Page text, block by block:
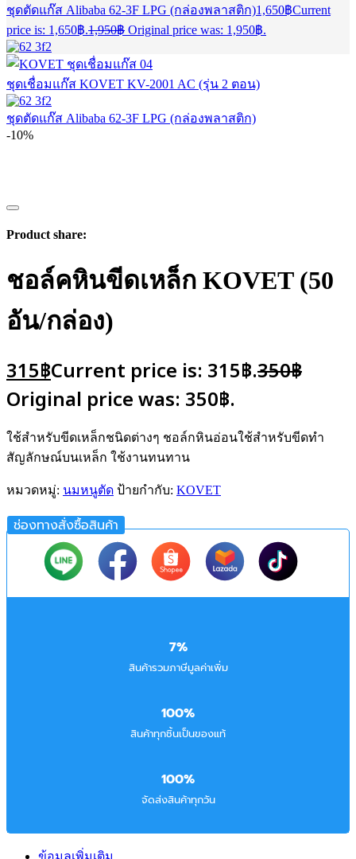
ชุดตัดแก๊ส Alibaba 62-3F LPG (กล่องพลาสติก)1,650฿Current
price is: 1,650฿.1,950฿ Original price was: 1,950฿.
ชุดเชื่อมแก๊ส KOVET KV-2001 AC (รุ่น 2 ตอน)
ชุดตัดแก๊ส Alibaba 62-3F LPG (กล่องพลาสติก)
-10%
Product share:
ชอล์คหินขีดเหล็ก KOVET (50
อัน/กล่อง)
315฿Current price is: 315฿.350฿
Original price was: 350฿.
ใช้สำหรับขีดเหล็กชนิดต่างๆ ชอล์กหินอ่อนใช้สำหรับขีดทำ
สัญลักษณ์บนเหล็ก ใช้งานทนทาน
หมวดหมู่: นมหนูตัด ป้ายกำกับ: KOVET
ช่องทางสั่งซื้อสินค้า
7%
สินค้ารวมภาษีมูลค่าเพิ่ม
100%
สินค้าทุกชิ้นเป็นของแท้
100%
จัดส่งสินค้าทุกวัน